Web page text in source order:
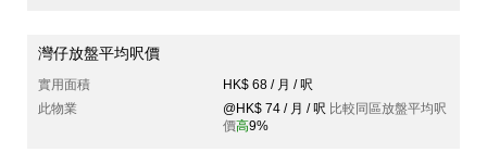
灣仔放盤平均呎價
實用面積
HK$ 68 / 月 / 呎
此物業
@HK$ 74 / 月 / 呎 比較同區放盤平均呎
價高9%